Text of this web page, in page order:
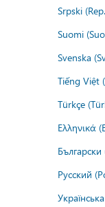
Srpski
Suomi
Svenska
Tiếng Việt
Türkçe
Ελληνικά
Русский